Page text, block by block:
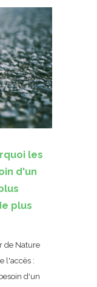
les
d'un
plus
de Nature
l'accès :
d'un